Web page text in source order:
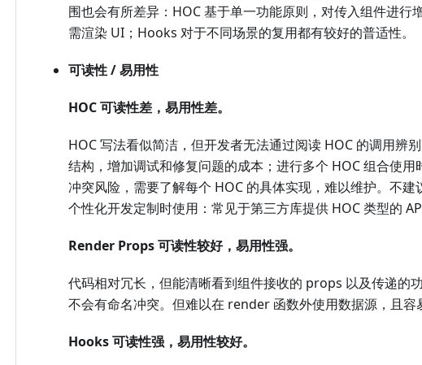
围也会有所差异：HOC 基于单一功能原则，对传入组件进
需渲染 UI；Hooks 对于不同场景的复用都有较好的普适性。
可读性 / 易用性
HOC 可读性差，易用性差。
HOC 写法看似简洁，但开发者无法通过阅读 HOC 的调用辨
结构，增加调试和修复问题的成本；进行多个 HOC 组合使
冲突风险，需要了解每个 HOC 的具体实现，难以维护。不
个性化开发定制时使用：常见于第三方库提供 HOC 类型的
Render Props 可读性较好，易用性强。
代码相对冗长，但能清晰看到组件接收的 props 以及传递的
不会有命名冲突。但难以在 render 函数外使用数据源，且容
Hooks 可读性强，易用性较好。